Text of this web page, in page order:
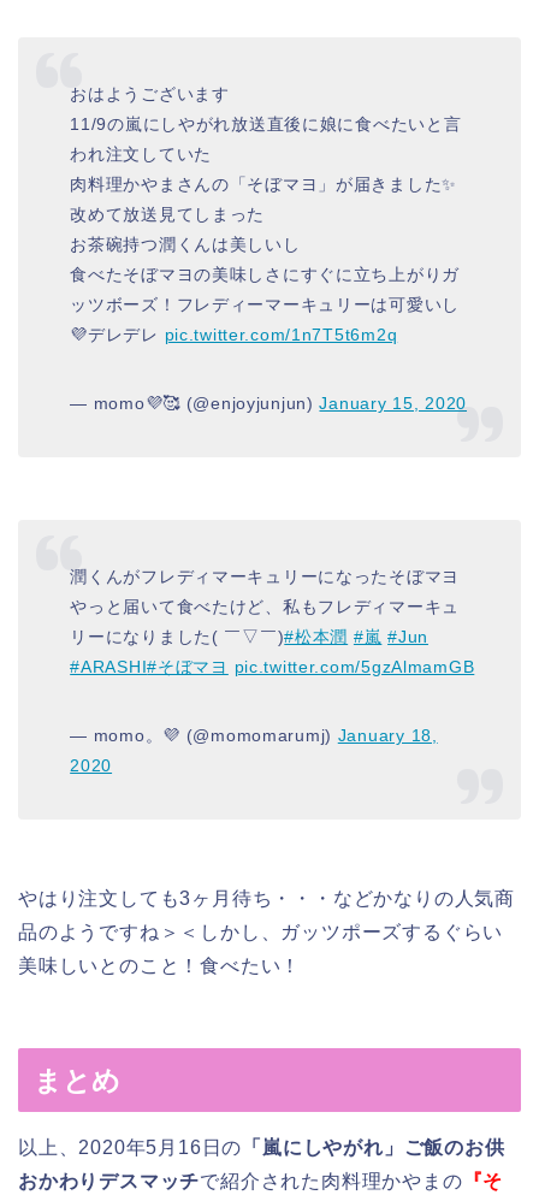
おはようございます
11/9の嵐にしやがれ放送直後に娘に食べたいと言
われ注文していた
肉料理かやまさんの「そぼマヨ」が届きました✨
改めて放送見てしまった
お茶碗持つ潤くんは美しいし
食べたそぼマヨの美味しさにすぐに立ち上がりガ
ッツボーズ！フレディーマーキュリーは可愛いし
💜デレデレ pic.twitter.com/1n7T5t6m2q
— momo💜🥰 (@enjoyjunjun)January 15, 2020
潤くんがフレディマーキュリーになったそぼマヨ
やっと届いて食べたけど、私もフレディマーキュ
リーになりました( ￣▽￣)#松本潤 #嵐 #Jun
#ARASHI#そぼマヨ pic.twitter.com/5gzAlmamGB
— momo。💜 (@momomarumj) January 18,
2020
やはり注文しても3ヶ月待ち・・・などかなりの人気商
品のようですね＞＜しかし、ガッツポーズするぐらい
美味しいとのこと！食べたい！
まとめ
以上、2020年5月16日の 「嵐にしやがれ」ご飯のお供
おかわりデスマッチで紹介された肉料理かやまの 『そ